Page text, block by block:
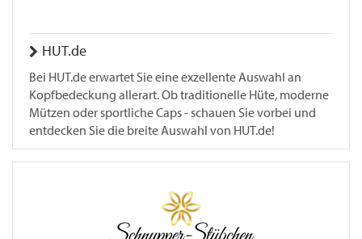
HUT.de
Bei HUT.de erwartet Sie eine exzellente Auswahl an
Kopfbedeckung allerart. Ob traditionelle Hüte, moderne
Mützen oder sportliche Caps - schauen Sie vorbei und
entdecken Sie die breite Auswahl von HUT.de!